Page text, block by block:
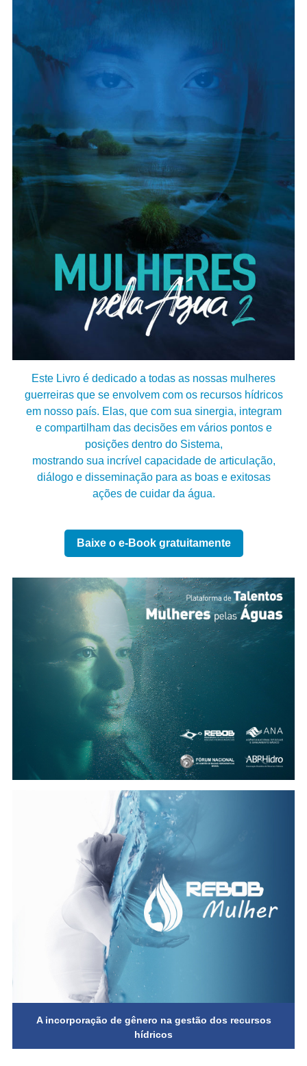
Este Livro é dedicado a todas as nossas mulheres
guerreiras que se envolvem com os recursos hídricos
em nosso país. Elas, que com sua sinergia, integram
e compartilham das decisões em vários pontos e
posições dentro do Sistema,
mostrando sua incrível capacidade de articulação,
diálogo e disseminação para as boas e exitosas
ações de cuidar da água.
Baixe o e-Book gratuitamente
A incorporação de gênero na gestão dos recursos
hídricos